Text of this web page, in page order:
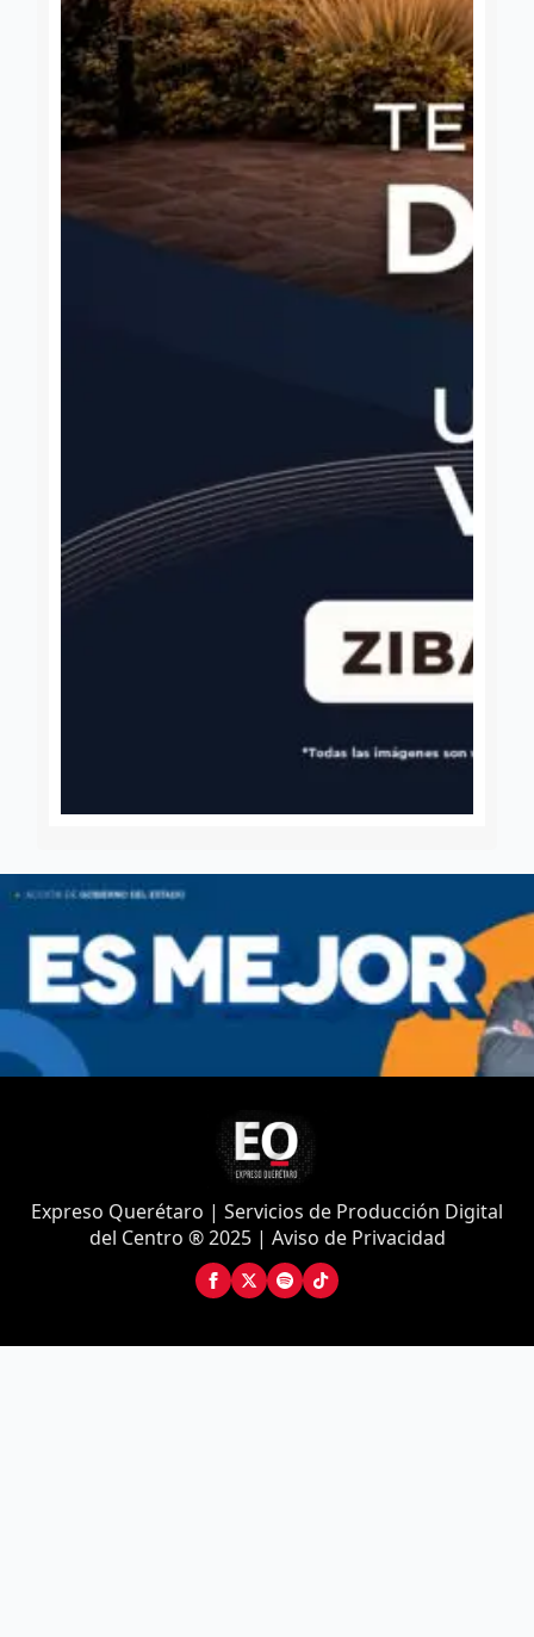
Expreso Querétaro | Servicios de Producción Digital
del Centro ® 2025 | Aviso de Privacidad